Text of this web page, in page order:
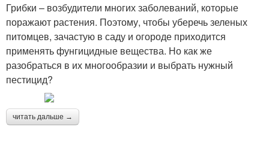
Грибки – возбудители многих заболеваний, которые
поражают растения. Поэтому, чтобы уберечь зеленых
питомцев, зачастую в саду и огороде приходится
применять фунгицидные вещества. Но как же
разобраться в их многообразии и выбрать нужный
пестицид?
читать дальше →